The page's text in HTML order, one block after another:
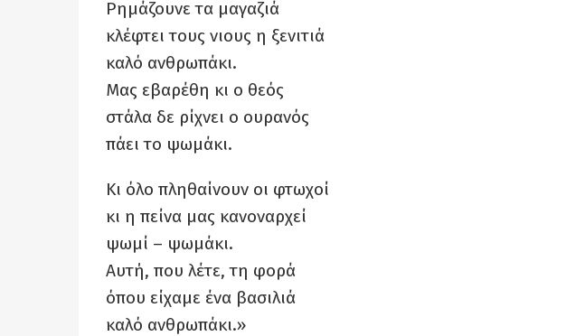
Ρημάζουνε τα μαγαζιά
κλέφτει τους νιους η ξενιτιά
καλό ανθρωπάκι.
Μας εβαρέθη κι ο θεός
στάλα δε ρίχνει ο ουρανός
πάει το ψωμάκι.
Κι όλο πληθαίνουν οι φτωχοί
κι η πείνα μας κανοναρχεί
ψωμί – ψωμάκι.
Αυτή, που λέτε, τη φορά
όπου είχαμε ένα βασιλιά
καλό ανθρωπάκι.»